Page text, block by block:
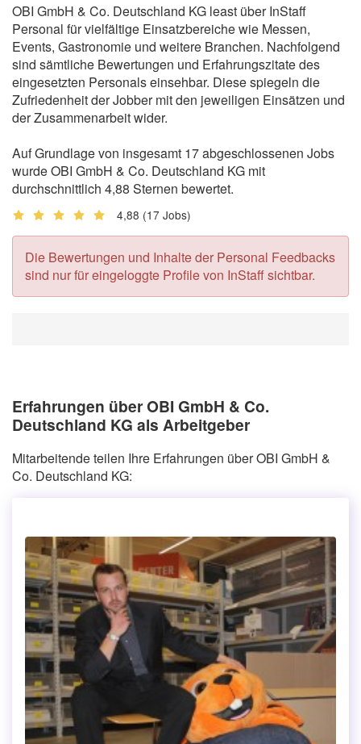
OBI GmbH & Co. Deutschland KG least über InStaff
Personal für vielfältige Einsatzbereiche wie Messen,
Events, Gastronomie und weitere Branchen. Nachfolgend
sind sämtliche Bewertungen und Erfahrungszitate des
eingesetzten Personals einsehbar. Diese spiegeln die
Zufriedenheit der Jobber mit den jeweiligen Einsätzen und
der Zusammenarbeit wider.
Auf Grundlage von insgesamt 17 abgeschlossenen Jobs
wurde OBI GmbH & Co. Deutschland KG mit
durchschnittlich 4,88 Sternen bewertet.
4,88 (17 Jobs)
Die Bewertungen und Inhalte der Personal Feedbacks
sind nur für eingeloggte Profile von InStaff sichtbar.
Erfahrungen über OBI GmbH & Co.
Deutschland KG als Arbeitgeber
Mitarbeitende teilen Ihre Erfahrungen über OBI GmbH &
Co. Deutschland KG: